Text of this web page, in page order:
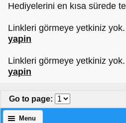
Hediyelerini en kısa sürede
Linkleri görmeye yetkiniz yok.
yapin
Linkleri görmeye yetkiniz yok.
yapin
Go to page:
Menu